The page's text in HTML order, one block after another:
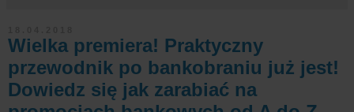
Wielka premiera! Praktyczny
przewodnik po bankobraniu już jest!
Dowiedz się jak zarabiać na